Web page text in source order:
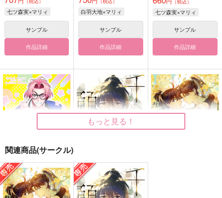
七ツ森実×マリィ
サンプル
作品詳細
白羽大地×マリィ
サンプル
作品詳細
（税込）
七ツ森実×マリィ
サンプル
作品詳細
LUCKY SEVEN
愛ビームポインタ
千灯の願い
2000Ls
もっと見る！
関連商品(サークル)